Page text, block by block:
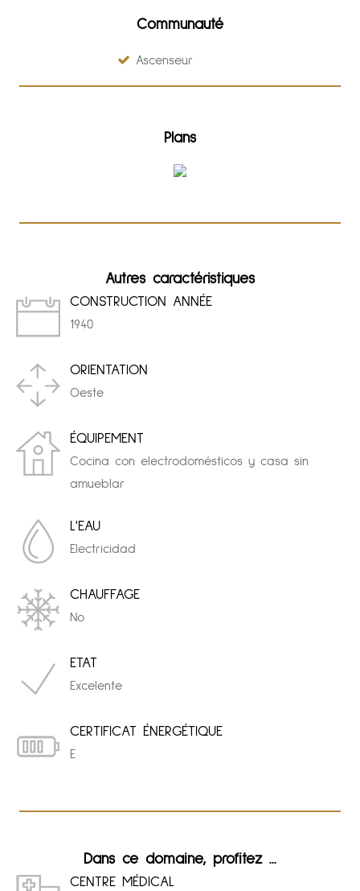
Communauté
Ascenseur
Plans
Autres caractéristiques
CONSTRUCTION ANNÉE
1940
ORIENTATION
Oeste
ÉQUIPEMENT
Cocina con electrodomésticos y casa sin
amueblar
L'EAU
Electricidad
CHAUFFAGE
No
ETAT
Excelente
CERTIFICAT ÉNERGÉTIQUE
E
Dans ce domaine, profitez ...
CENTRE MÉDICAL